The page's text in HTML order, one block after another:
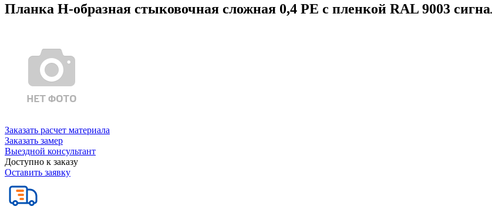
Планка Н-образная стыковочная сложная 0,4 PE с пленкой RAL 9003
Заказать расчет материала
Заказать замер
Выездной консультант
Доступно к заказу
Оставить заявку